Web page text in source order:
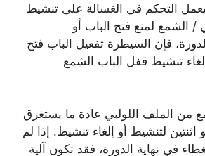
التحكم في الغسالة على تنشيط
/ الشمع لمنع فتح الباب أو
فإن السيطرة تفعيل الباب فتح
تنشيط قفل الباب الشمع
من الملف اللولبي عادة ما يستغرق
اثنتين لتنشيط أو إلغاء تنشيط. إذا لم
في نهاية الدورة، فقد تكون آلية